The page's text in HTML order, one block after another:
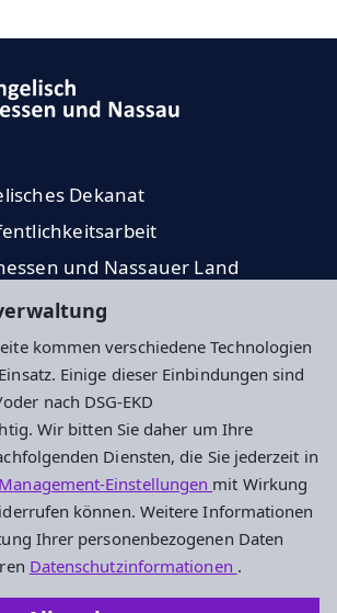
kommen verschiedene Technologien
Einige dieser Einbindungen sind
nach DSG-EKD
Wir bitten Sie daher um Ihre
Diensten, die Sie jederzeit in
Einstellungen mit Wirkung
können. Weitere Informationen
Ihrer personenbezogenen Daten
Datenschutzinformationen .
Dekanat
und Nassauer Land
in Hessen und Nassau
Mainz